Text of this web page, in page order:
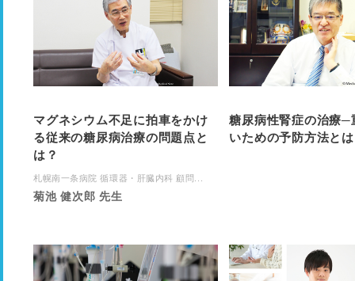
マグネシウム不足に拍車をかけ
る従来の糖尿病治療の問題点と
は？
札幌南一条病院 循環器・肝臓内科 顧問...
菊池 健次郎 先生
糖尿病性腎症の治療─
いための予防方法と